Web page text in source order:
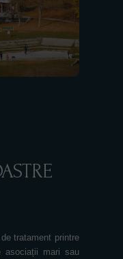
tratament printre
mari sau